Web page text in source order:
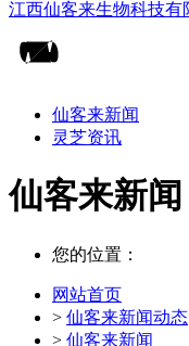
仙客来新闻
灵芝资讯
仙客来新闻
您的位置：
网站首页
> 仙客来新闻动态
> 仙客来新闻